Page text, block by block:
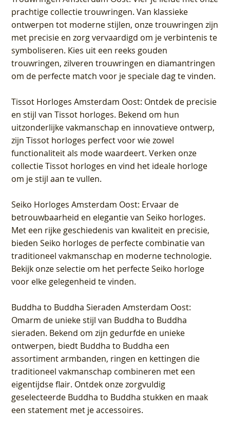
prachtige collectie trouwringen. Van klassieke
ontwerpen tot moderne stijlen, onze trouwringen zijn
met precisie en zorg vervaardigd om je verbintenis te
symboliseren. Kies uit een reeks gouden
trouwringen, zilveren trouwringen en diamantringen
om de perfecte match voor je speciale dag te vinden.
Tissot Horloges Amsterdam Oost: Ontdek de precisie
en stijl van Tissot horloges. Bekend om hun
uitzonderlijke vakmanschap en innovatieve ontwerp,
zijn Tissot horloges perfect voor wie zowel
functionaliteit als mode waardeert. Verken onze
collectie Tissot horloges en vind het ideale horloge
om je stijl aan te vullen.
Seiko Horloges Amsterdam Oost: Ervaar de
betrouwbaarheid en elegantie van Seiko horloges.
Met een rijke geschiedenis van kwaliteit en precisie,
bieden Seiko horloges de perfecte combinatie van
traditioneel vakmanschap en moderne technologie.
Bekijk onze selectie om het perfecte Seiko horloge
voor elke gelegenheid te vinden.
Buddha to Buddha Sieraden Amsterdam Oost:
Omarm de unieke stijl van Buddha to Buddha
sieraden. Bekend om zijn gedurfde en unieke
ontwerpen, biedt Buddha to Buddha een
assortiment armbanden, ringen en kettingen die
traditioneel vakmanschap combineren met een
eigentijdse flair. Ontdek onze zorgvuldig
geselecteerde Buddha to Buddha stukken en maak
een statement met je accessoires.